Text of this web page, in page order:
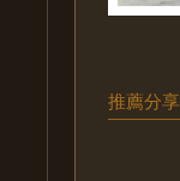
推薦分享